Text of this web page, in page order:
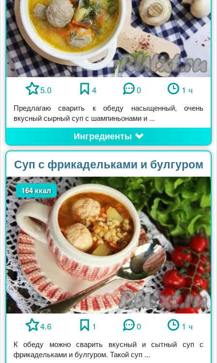
5.0 4 0 1 ч
Предлагаю сварить к обеду насыщенный, очень
вкусный сырный суп с шампиньонами и ...
Ингредиенты
Суп с фрикадельками и булгуром
164 ккал
4.6 1 0 1 ч
К обеду можно сварить вкусный и сытный суп с
фрикадельками и булгуром. Такой суп ...